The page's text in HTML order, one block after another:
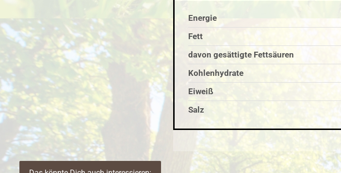
Energie
Fett
davon gesättigte Fettsäuren
Kohlenhydrate
Eiweiß
Salz